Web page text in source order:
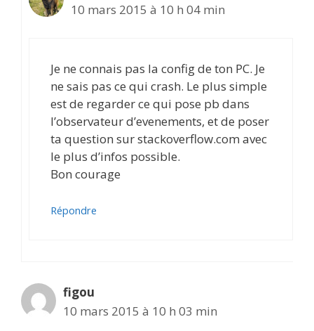
10 mars 2015 à 10 h 04 min
Je ne connais pas la config de ton PC. Je
ne sais pas ce qui crash. Le plus simple
est de regarder ce qui pose pb dans
l’observateur d’evenements, et de poser
ta question sur stackoverflow.com avec
le plus d’infos possible.
Bon courage
Répondre
figou
10 mars 2015 à 10 h 03 min